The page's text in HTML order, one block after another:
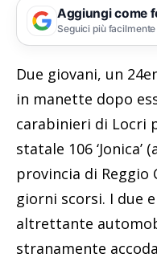
Aggiungi come
Seguici più
Due giovani, un
in manette dopo
carabinieri di Locri
statale 106 ‘Jonica’
provincia di Reggio
giorni scorsi. I due
altrettante
stranamente